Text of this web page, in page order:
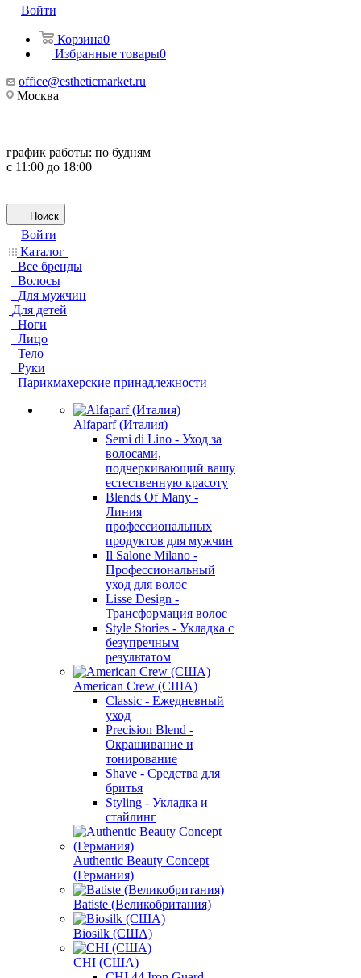
Войти
Корзина0
Избранные товары0
office@estheticmarket.ru
Москва
график работы: по будням
с 11:00 до 18:00
Поиск
Войти
Каталог
Все бренды
Волосы
Для мужчин
Для детей
Ноги
Лицо
Тело
Руки
Парикмахерские принадлежности
Alfaparf (Италия)
Semi di Lino - Уход за
волосами,
подчеркивающий вашу
естественную красоту
Blends Of Many -
Линия
профессиональных
продуктов для мужчин
Il Salone Milano -
Профессиональный
уход для волос
Lisse Design -
Трансформация волос
Style Stories - Укладка с
безупречным
результатом
American Crew (США)
Classic - Ежедневный
уход
Precision Blend -
Окрашивание и
тонирование
Shave - Средства для
бритья
Styling - Укладка и
стайлинг
Authentic Beauty Concept
(Германия)
Batiste (Великобритания)
Biosilk (США)
CHI (США)